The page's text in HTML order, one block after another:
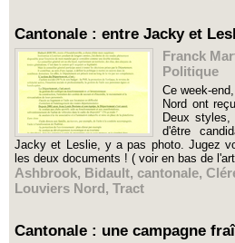
Cantonale : entre Jacky et
Franck
Politique
Ce week-
Nord ont
Deux
d'être
Jacky et Leslie, y a pas photo. Jugez
les deux documents ! ( voir en bas de
Ashbrook, Bidault, cantonale,
Louviers Nord, Tract
Cantonale : une campagne